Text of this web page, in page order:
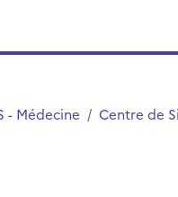
- Médecine Centre de